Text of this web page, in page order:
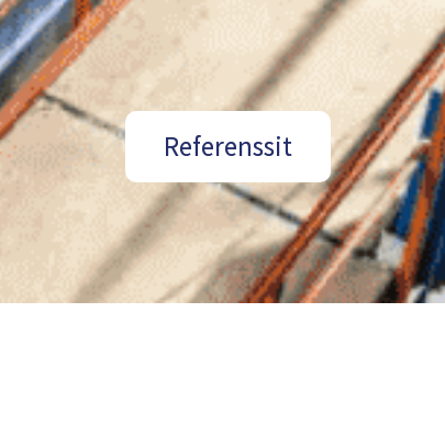
Referenssit